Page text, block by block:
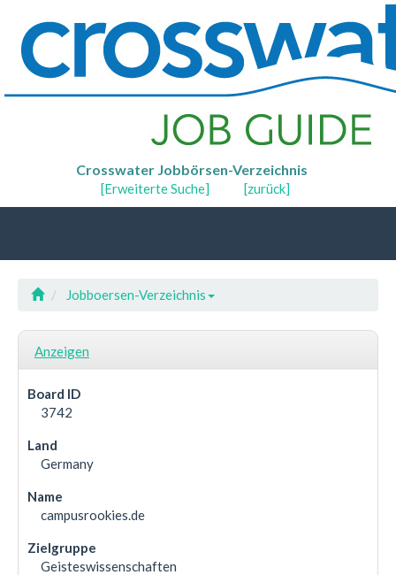
Crosswater Jobbörsen-Verzeichnis
[Erweiterte Suche] [zurück]
Jobboersen-Verzeichnis
Anzeigen
3742
Germany
campusrookies.de
Geisteswissenschaften